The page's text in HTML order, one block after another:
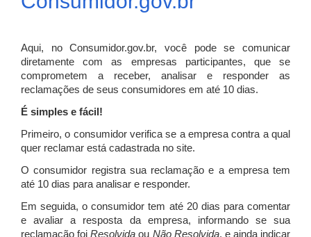
Aqui, no Consumidor.gov.br, você pode se comunicar
diretamente com as empresas participantes, que se
comprometem a receber, analisar e responder as
reclamações de seus consumidores em até 10 dias.
É simples e fácil!
Primeiro, o consumidor verifica se a empresa contra a qual
quer reclamar está cadastrada no site.
O consumidor registra sua reclamação e a empresa tem
até 10 dias para analisar e responder.
Em seguida, o consumidor tem até 20 dias para comentar
e avaliar a resposta da empresa, informando se sua
reclamação foiResolvida ou Não Resolvida, e ainda indicar